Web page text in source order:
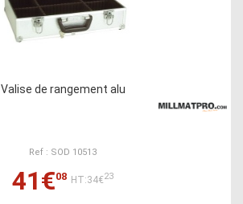
Valise de rangement alu
Ref : SOD 10513
41€08 HT:34€23